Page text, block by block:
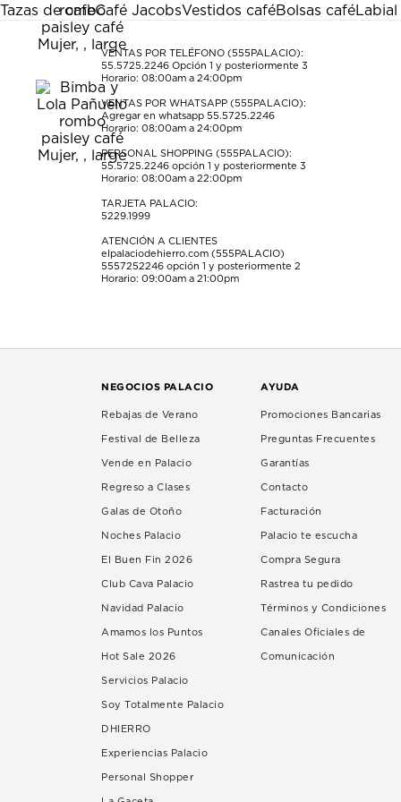
Esta
acción
abrirá
el
formulario
de
envío.
Esta
acción
abrirá
el
formulario
de
envío.
Esta
acción
el
formulario
envío.
Esta
acción
el
formulario
envío.
Esta
acción
el
formulario
envío.
Tazas de cafeCafé JacobsVestidos caféBolsas caféLabial
VENTAS POR TELÉFONO (555PALACIO):
55.5725.2246 Opción 1 y posteriormente 3
Horario: 08:00am a 24:00pm
VENTAS POR WHATSAPP (555PALACIO):
Agregar en whatsapp 55.5725.2246
Horario: 08:00am a 24:00pm
PERSONAL SHOPPING (555PALACIO):
55.5725.2246 opción 1 y posteriormente 3
Horario: 08:00am a 22:00pm
TARJETA PALACIO:
5229.1999
ATENCIÓN A CLIENTES
elpalaciodehierro.com (555PALACIO)
5557252246 opción 1 y posteriormente 2
Horario: 09:00am a 21:00pm
NEGOCIOS PALACIO
Rebajas de Verano
Festival de Belleza
Vende en Palacio
Regreso a Clases
Galas de Otoño
Noches Palacio
El Buen Fin 2026
Club Cava Palacio
Navidad Palacio
Amamos los Puntos
Hot Sale 2026
Servicios Palacio
Soy Totalmente Palacio
DHIERRO
Experiencias Palacio
Personal Shopper
AYUDA
Promociones Bancarias
Preguntas Frecuentes
Garantías
Contacto
Facturación
Palacio te escucha
Compra Segura
Rastrea tu pedido
Términos y Condiciones
Canales Oficiales de
Comunicación